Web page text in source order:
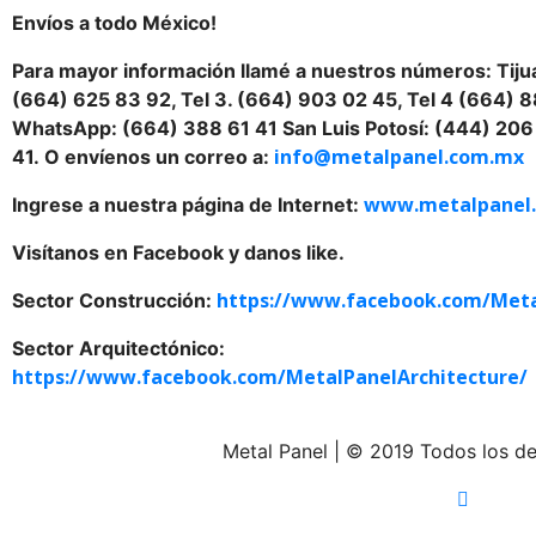
Envíos a todo México!
Para mayor información llamé a nuestros números:
(664) 625 83 92, Tel 3. (664) 903 02 45, Tel 4 (664)
WhatsApp: (664) 388 61 41 San Luis Potosí: (444)
41. O envíenos un correo a: info@metalpanel.com.mx
Ingrese a nuestra página de Internet:
Visítanos en Facebook y danos like.
Sector Construcción: https://www.facebook.com/
Sector Arquitectónico:
https://www.facebook.com/MetalPanelArchitecture/
Metal Panel | © 2019 Todos los